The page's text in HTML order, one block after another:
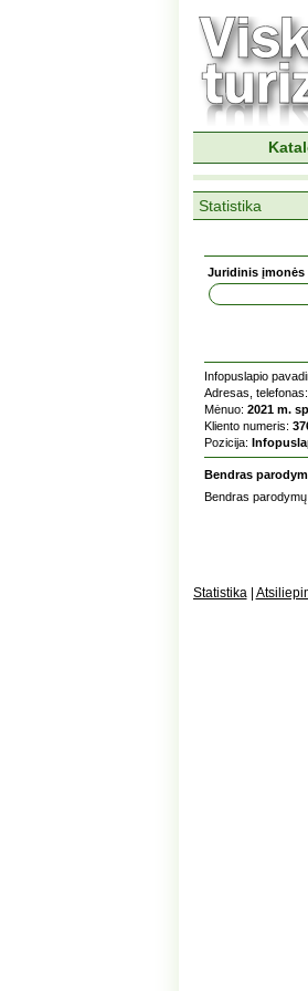
Statistika
Juridinis įmonės
Infopuslapio
Adresas, telefonas:
Mėnuo: 2021 m.
Kliento numeris:
Pozicija:
Bendras
Bendras
Statistika